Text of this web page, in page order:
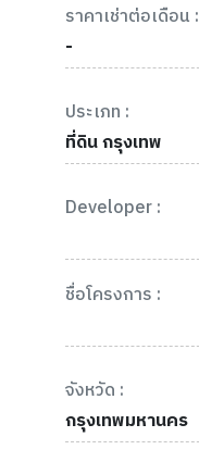
ราคาเช่าต่อเดือน :
-
ประเภท :
ที่ดิน กรุงเทพ
Developer :
ชื่อโครงการ :
จังหวัด :
กรุงเทพมหานคร